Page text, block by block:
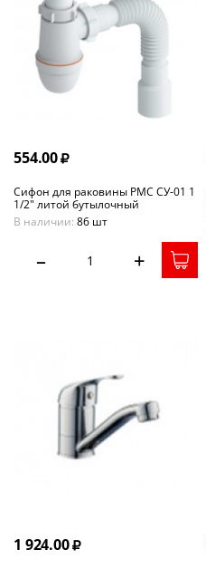
554.00
Сифон для раковины РМС СУ-01 1
1/2" литой бутылочный
В наличии: 86 шт
– +
1 924.00